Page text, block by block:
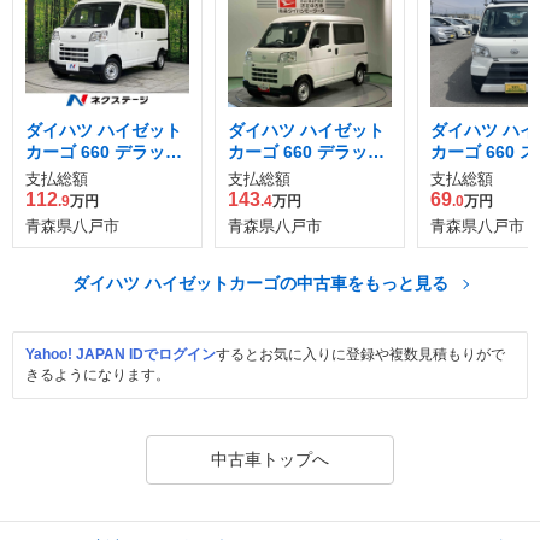
ダイハツ ハイゼット
カーゴ 660 デラック
ス 4WD
支払総額
112.9万円
青森県八戸市
ダイハツ ハイゼット
カーゴ 660 デラック
ス 4WD
支払総額
143.4万円
青森県八戸市
ダイハツ ハ
カーゴ 660
ル 4WD
支払総額
69.0万円
青森県八戸市
ダイハツ ハイゼットカーゴの中古車をもっと見る
Yahoo! JAPAN IDでログインするとお気に入りに登録や複数見積もりがで
きるようになります。
中古車トップへ